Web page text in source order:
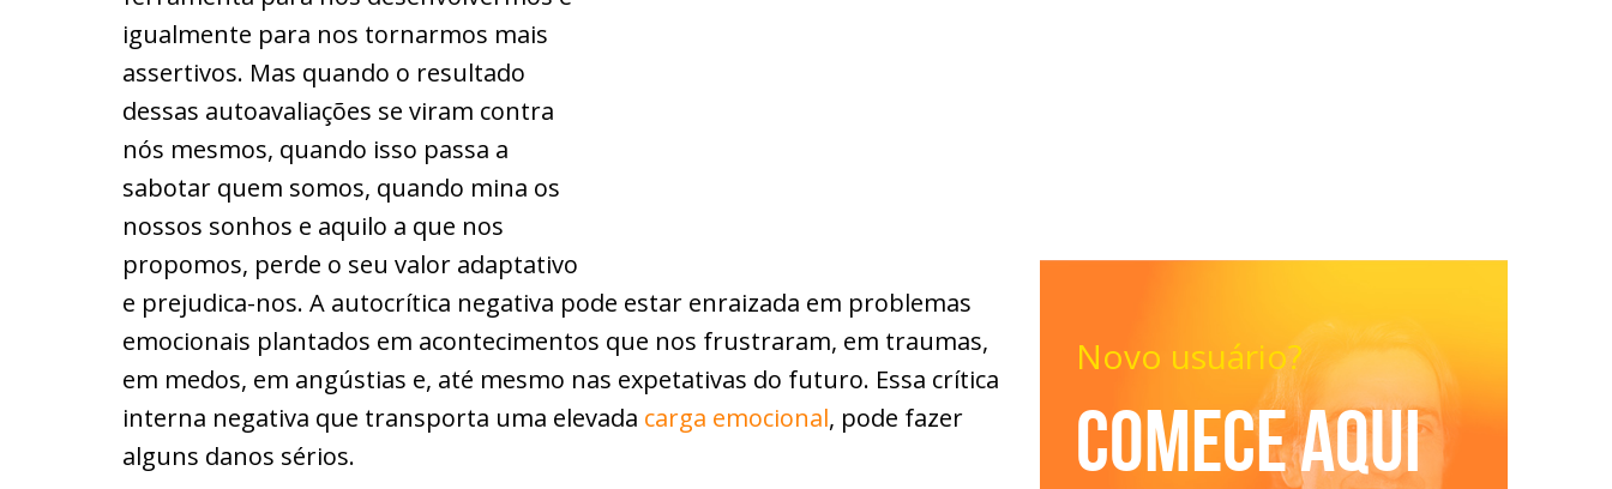
igualmente para nos tornarmos mais
assertivos. Mas quando o resultado
dessas autoavaliações se viram contra
nós mesmos, quando isso passa a
sabotar quem somos, quando mina os
nossos sonhos e aquilo a que nos
propomos, perde o seu valor adaptativo
e prejudica-nos. A autocrítica negativa pode estar enraizada em problemas
emocionais plantados em acontecimentos que nos frustraram, em traumas,
em medos, em angústias e, até mesmo nas expetativas do futuro. Essa crítica
interna negativa que transporta uma elevada carga emocional, pode fazer
alguns danos sérios.
Novo usuário?
Comece aqui